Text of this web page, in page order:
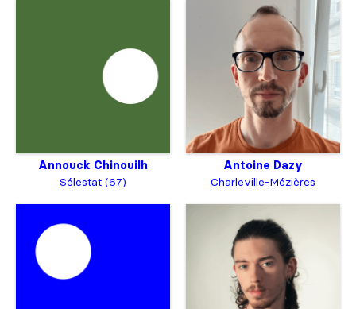
Annouck Chinouilh
Sélestat (67)
Antoine Dazy
Charleville-Mézières